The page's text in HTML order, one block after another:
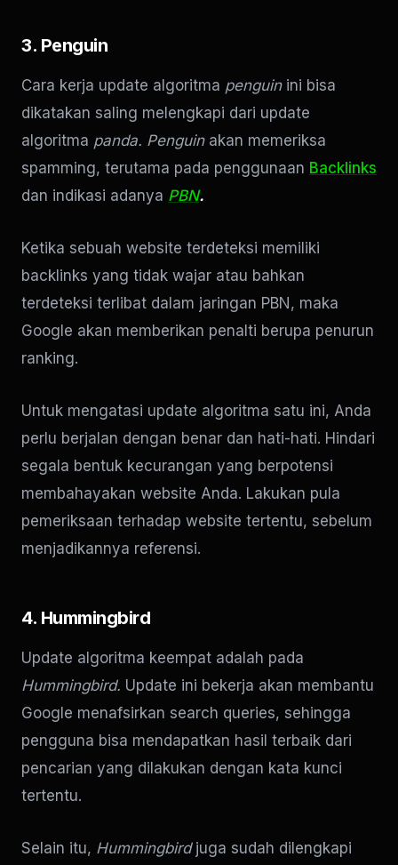
3. Penguin
Cara kerja update algoritma penguin ini bisa
dikatakan saling melengkapi dari update
algoritma panda. Penguinakan memeriksa
spamming, terutama pada penggunaan Backlinks
dan indikasi adanya PBN.
Ketika sebuah website terdeteksi memiliki
backlinks yang tidak wajar atau bahkan
terdeteksi terlibat dalam jaringan PBN, maka
Google akan memberikan penalti berupa penurun
ranking.
Untuk mengatasi update algoritma satu ini, Anda
perlu berjalan dengan benar dan hati-hati. Hindari
segala bentuk kecurangan yang berpotensi
membahayakan website Anda. Lakukan pula
pemeriksaan terhadap website tertentu, sebelum
menjadikannya referensi.
4. Hummingbird
Update algoritma keempat adalah pada
Hummingbird. Update ini bekerja akan membantu
Google menafsirkan search queries, sehingga
pengguna bisa mendapatkan hasil terbaik dari
pencarian yang dilakukan dengan kata kunci
tertentu.
Selain itu, Hummingbird juga sudah dilengkapi